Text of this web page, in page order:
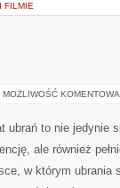
FILMIE
MOŻLIWOŚĆ
ubrań to nie jedynie
ale również
w którym ubrania